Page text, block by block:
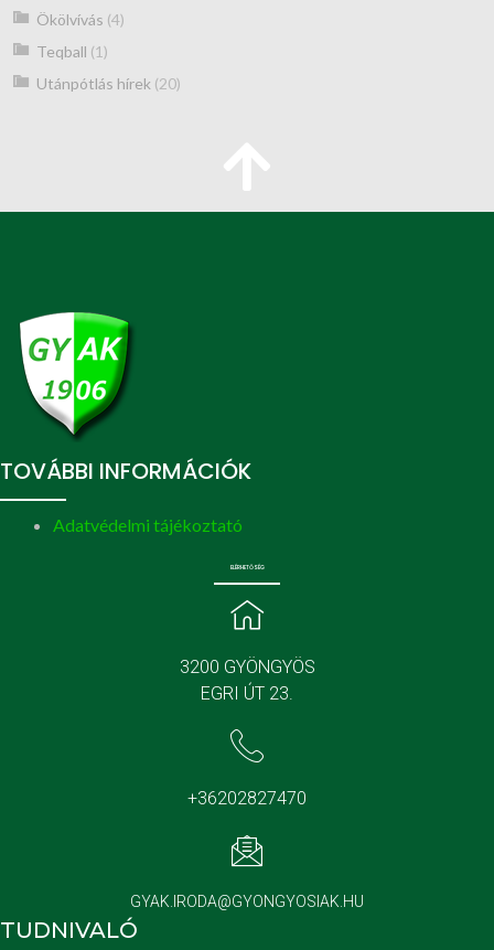
Ökölvívás (4)
Teqball (1)
Utánpótlás hírek (20)
TOVÁBBI INFORMÁCIÓK
Adatvédelmi tájékoztató
ELÉRHETŐSÉG
3200 GYÖNGYÖS
EGRI ÚT 23.
+36202827470
GYAK.IRODA@GYONGYOSIAK.HU
TUDNIVALÓ